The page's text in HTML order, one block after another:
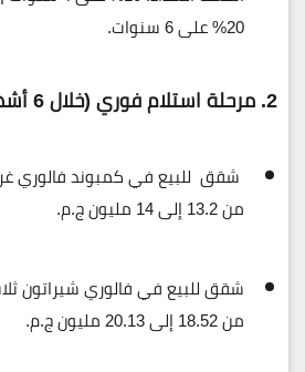
20% على 6 سنوات.
2. مرحلة استلام فوري (خلال 6 أشهر):
شقق للبيع في كمبوند فالوري
من13.2 إلى14 مليون ج.م .
شقق للبيع في فالوري شيراتون
من18.52 إلى20.13 مليون ج.م .